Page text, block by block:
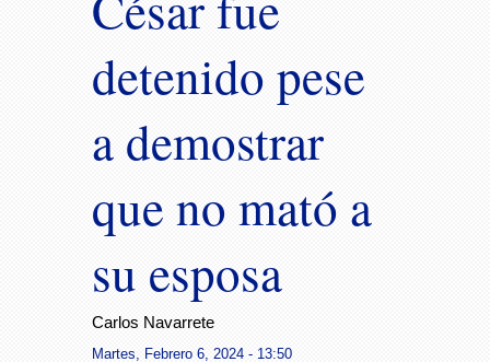
detenido pese
a demostrar
que no mató a
su esposa
Carlos Navarrete
Martes, Febrero 6, 2024 - 13:50